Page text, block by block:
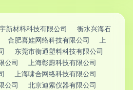
新材料科技有限公司
衡水兴海石
合肥喜娃网络科技有限公司
上
东莞市衡通塑料科技有限公司
公司
上海彰蔚科技有限公司
上海啸合网络科技有限公司
公司
北京迪索仪器有限公司